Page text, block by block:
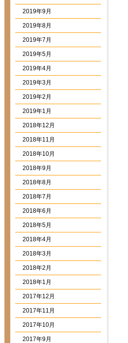
2019年9月
2019年8月
2019年7月
2019年5月
2019年4月
2019年3月
2019年2月
2019年1月
2018年12月
2018年11月
2018年10月
2018年9月
2018年8月
2018年7月
2018年6月
2018年5月
2018年4月
2018年3月
2018年2月
2018年1月
2017年12月
2017年11月
2017年10月
2017年9月